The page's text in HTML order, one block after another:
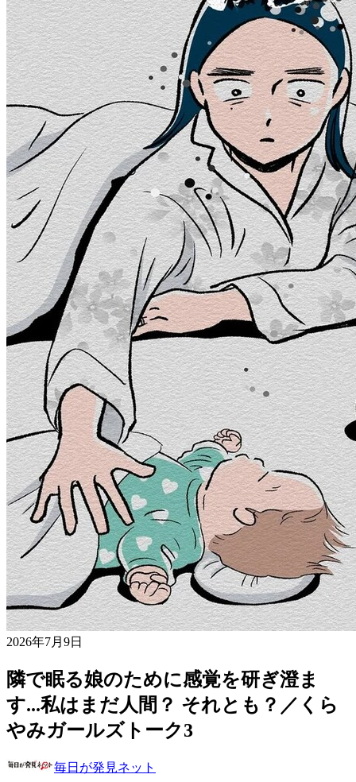
2026年7月9日
隣で眠る娘のために感覚を研ぎ澄ま
す...私はまだ人間？ それとも？／くら
やみガールズトーク3
毎日が発見ネット